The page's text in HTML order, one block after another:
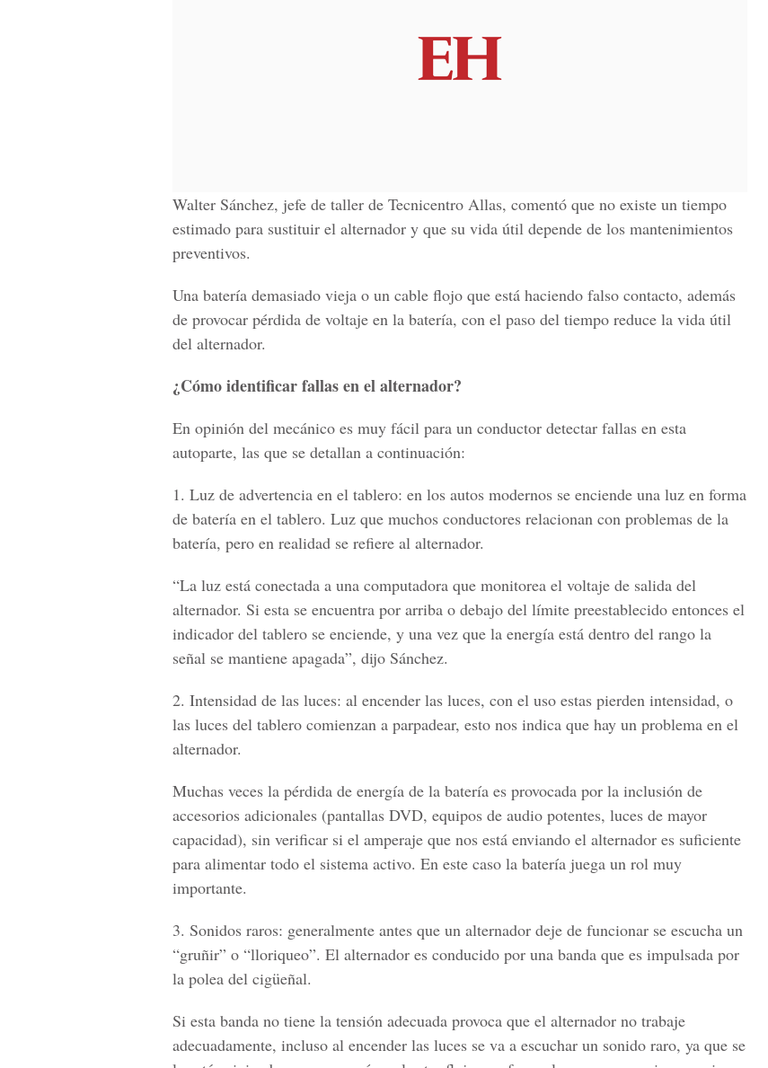
Walter Sánchez, jefe de taller de Tecnicentro Allas, comentó que no existe un tiempo
estimado para sustituir el alternador y que su vida útil depende de los mantenimientos
preventivos.
Una batería demasiado vieja o un cable flojo que está haciendo falso contacto, además
de provocar pérdida de voltaje en la batería, con el paso del tiempo reduce la vida útil
del alternador.
¿Cómo identificar fallas en el alternador?
En opinión del mecánico es muy fácil para un conductor detectar fallas en esta
autoparte, las que se detallan a continuación:
1. Luz de advertencia en el tablero: en los autos modernos se enciende una luz en forma
de batería en el tablero. Luz que muchos conductores relacionan con problemas de la
batería, pero en realidad se refiere al alternador.
“La luz está conectada a una computadora que monitorea el voltaje de salida del
alternador. Si esta se encuentra por arriba o debajo del límite preestablecido entonces el
indicador del tablero se enciende, y una vez que la energía está dentro del rango la
señal se mantiene apagada”, dijo Sánchez.
2. Intensidad de las luces: al encender las luces, con el uso estas pierden intensidad, o
las luces del tablero comienzan a parpadear, esto nos indica que hay un problema en el
alternador.
Muchas veces la pérdida de energía de la batería es provocada por la inclusión de
accesorios adicionales (pantallas DVD, equipos de audio potentes, luces de mayor
capacidad), sin verificar si el amperaje que nos está enviando el alternador es suficiente
para alimentar todo el sistema activo. En este caso la batería juega un rol muy
importante.
3. Sonidos raros: generalmente antes que un alternador deje de funcionar se escucha un
“gruñir” o “lloriqueo”. El alternador es conducido por una banda que es impulsada por
la polea del cigüeñal.
Si esta banda no tiene la tensión adecuada provoca que el alternador no trabaje
adecuadamente, incluso al encender las luces se va a escuchar un sonido raro, ya que se